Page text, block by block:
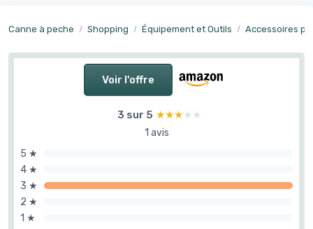
Canne à peche Shopping Équipement et Outils Accessoires
Voir l'offre
3 sur 5 ★★★★★
★★★★★
1 avis
5 ★
4 ★
3 ★
2 ★
1 ★